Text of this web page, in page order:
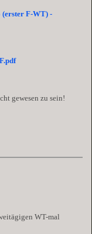
F-WT) -
gewesen zu sein!
WT-mal